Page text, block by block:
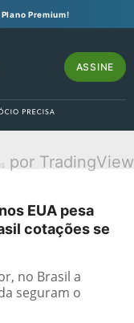
Plano Premium!
ASSINE
por TradingView
EUA pesa
cotações se
no Brasil a
seguram o